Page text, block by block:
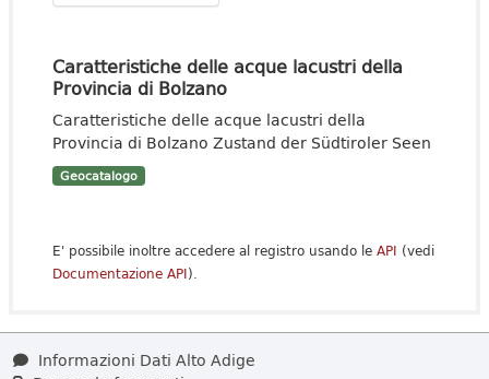
Caratteristiche delle acque lacustri della
Provincia di Bolzano
Caratteristiche delle acque lacustri della
Provincia di Bolzano Zustand der Südtiroler Seen
Geocatalogo
E' possibile inoltre accedere al registro usando le API (vedi
Documentazione API).
Informazioni Dati Alto Adige